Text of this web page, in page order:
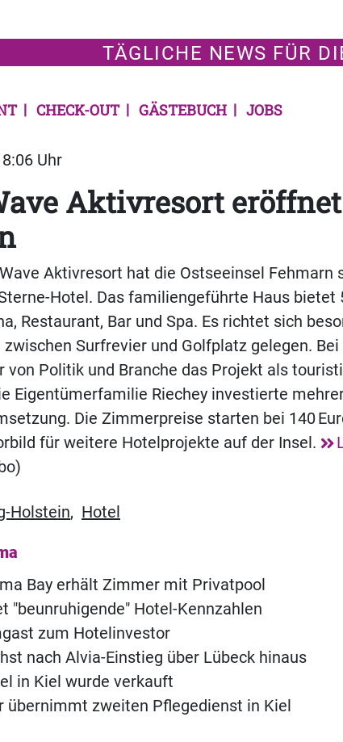
TÄGLICHE NEWS FÜR
CHECK-OUT GÄSTEBUCH JOBS
Uhr
Aktivresort
Aktivresort hat die Ostseeinsel Fehmarn
Hotel. Das familiengeführte Haus bietet
Restaurant, Bar und Spa. Es richtet sich
Surfrevier und Golfplatz gelegen.
von Politik und Branche das Projekt als
Eigentümerfamilie Riechey investierte
Die Zimmerpreise starten bei 140
für weitere Hotelprojekte auf der Insel.
Holstein, Hotel
Bay erhält Zimmer mit Privatpool
"beunruhigende" Hotel-Kennzahlen
zum Hotelinvestor
nach Alvia-Einstieg über Lübeck hinaus
in Kiel wurde verkauft
übernimmt zweiten Pflegedienst in Kiel